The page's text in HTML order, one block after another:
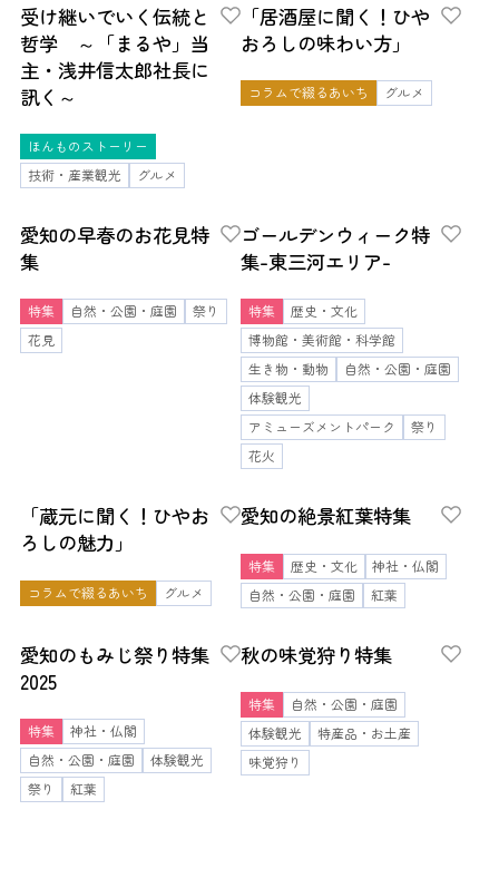
受け継いでいく伝統と
哲学 ～「まるや」当
主・浅井信太郎社長に
訊く～
ほんものストーリー
技術・産業観光
グルメ
「居酒屋に聞く！ひや
おろしの味わい方」
コラムで綴るあいち グルメ
愛知の早春のお花見特
集
特集 自然・公園・庭園
祭り
花見
ゴールデンウィーク特
集-東三河エリア-
特集
歴史・文化
博物館・美術館・科学館
生き物・動物
自然・公園・庭園
体験観光
アミューズメントパーク
祭り
花火
「蔵元に聞く！ひやお
ろしの魅力」
コラムで綴るあいち グルメ
愛知の絶景紅葉特集
特集 歴史・文化
神社・仏閣
自然・公園・庭園
紅葉
愛知のもみじ祭り特集
2025
特集
神社・仏閣
自然・公園・庭園
体験観光
祭り
紅葉
秋の味覚狩り特集
特集
自然・公園・庭園
体験観光
特産品・お土産
味覚狩り